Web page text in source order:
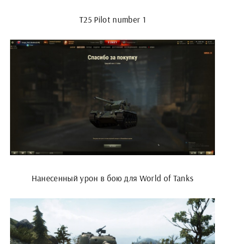
Т25 Pilot number 1
Нанесенный урон в бою для World of Tanks